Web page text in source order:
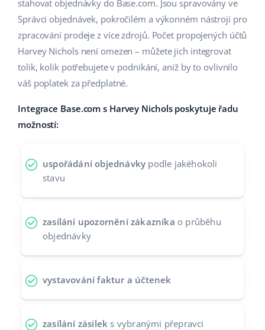
Správa přepravy
Automatizace procesů
Base Connect
AI pro e-commerce
Domov a zahrada
Výrobky pro děti
Elektronika
Automobilové díly
Supermarket
Móda
Podpora
Akademie
Blog
Kalendář webinářů a eventů
Služby
Audit účtu
Další
Kalkulačka růstu tržeb a úspor s Base
Partneři
english (US)
english (GB)
english (IN)
deutsch
español (AR)
español (MX)
Français
Italiano
polski
stahovat objednávky do Base.com. Jsou spravovány ve
Správci objednávek, pokročilém a výkonném nástroji pro
zpracování prodeje z více zdrojů. Počet propojených účtů
Harvey Nichols není omezen – můžete jich integrovat
tolik, kolik potřebujete v podnikání, aniž by to ovlivnilo
váš poplatek za předplatné.
Integrace Base.com s Harvey Nichols poskytuje řadu
možností:
uspořádání objednávky podle jakéhokoli
stavu
zasílání upozornění zákazníka o průběhu
objednávky
vystavování faktur a účtenek
zasílání zásilek s vybranými přepravci